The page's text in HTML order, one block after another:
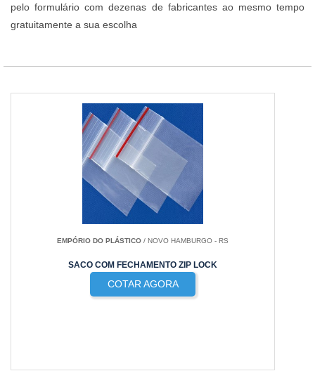
pelo formulário com dezenas de fabricantes ao mesmo tempo
gratuitamente a sua escolha
EMPÓRIO DO PLÁSTICO / NOVO HAMBURGO - RS
SACO COM FECHAMENTO ZIP LOCK
COTAR AGORA